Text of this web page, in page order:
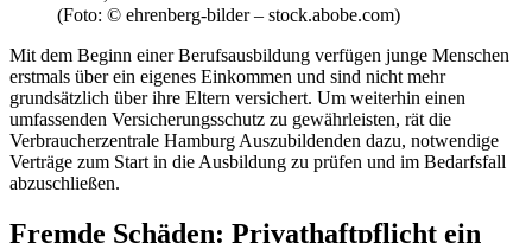
(Foto: © ehrenberg-bilder – stock.abobe.com)
Mit dem Beginn einer Berufsausbildung verfügen junge Menschen
erstmals über ein eigenes Einkommen und sind nicht mehr
grundsätzlich über ihre Eltern versichert. Um weiterhin einen
umfassenden Versicherungsschutz zu gewährleisten, rät die
Verbraucherzentrale Hamburg Auszubildenden dazu, notwendige
Verträge zum Start in die Ausbildung zu prüfen und im Bedarfsfall
abzuschließen.
Fremde Schäden: Privathaftpflicht ein